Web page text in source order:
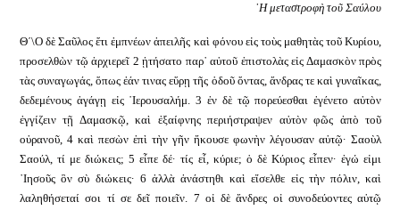
῾Η μεταστροφὴ τοῦ Σαύλου
Θ´\Ο δὲ Σαῦλος ἔτι ἐμπνέων ἀπειλῆς καὶ φόνου εἰς τοὺς μαθητὰς τοῦ Κυρίου,
προσελθὼν τῷ ἀρχιερεῖ 2 ᾐτήσατο παρ᾿ αὐτοῦ ἐπιστολὰς εἰς Δαμασκὸν πρὸς
τὰς συναγωγάς, ὅπως ἐάν τινας εὕρῃ τῆς ὁδοῦ ὄντας, ἄνδρας τε καὶ γυναῖκας,
δεδεμένους ἀγάγῃ εἰς ῾Ιερουσαλήμ. 3 ἐν δὲ τῷ πορεύεσθαι ἐγένετο αὐτὸν
ἐγγίζειν τῇ Δαμασκῷ, καὶ ἐξαίφνης περιήστραψεν αὐτὸν φῶς ἀπὸ τοῦ
οὐρανοῦ, 4 καὶ πεσὼν ἐπὶ τὴν γῆν ἤκουσε φωνὴν λέγουσαν αὐτῷ· Σαοὺλ
Σαούλ, τί με διώκεις; 5 εἶπε δέ· τίς εἶ, κύριε; ὁ δὲ Κύριος εἶπεν· ἐγώ εἰμι
᾿Ιησοῦς ὃν σὺ διώκεις· 6 ἀλλὰ ἀνάστηθι καὶ εἴσελθε εἰς τὴν πόλιν, καὶ
λαληθήσεταί σοι τί σε δεῖ ποιεῖν. 7 οἱ δὲ ἄνδρες οἱ συνοδεύοντες αὐτῷ